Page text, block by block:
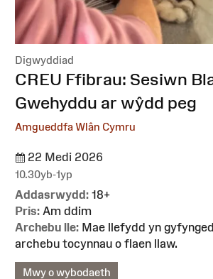
Digwyddiad
:CREU Ffibrau: Sesiwn
Gwehyddu ar wŷdd peg
Amgueddfa Wlân Cymru
22 Medi 2026
10.30yb-1yp
Addasrwydd: 18+
Pris: Am ddim
Archebu lle: Mae llefydd yn
archebu tocynnau o flaen llaw.
Mwy o wybodaeth